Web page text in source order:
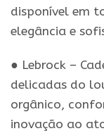
disponível em
elegância e
● Lebrock –
delicadas do
orgânico,
inovação ao